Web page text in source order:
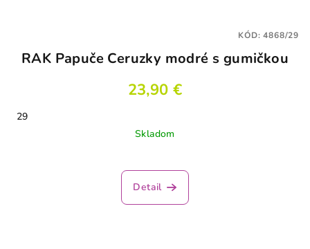
RAK Papuče Ceruzky modré s gumičkou
23,90 €
29
Skladom
Detail
KÓD:4868/29